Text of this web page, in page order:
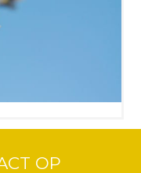
OP